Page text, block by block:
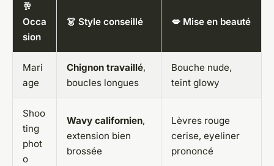
🥂
Occa
sion
👗 Style conseillé 💋 Mise en beauté
Mari
age
Chignon travaillé,
boucles longues
Bouche nude,
teint glowy
Shoo
ting
phot
o
Wavy californien,
extension bien
brossée
Lèvres rouge
cerise, eyeliner
prononcé